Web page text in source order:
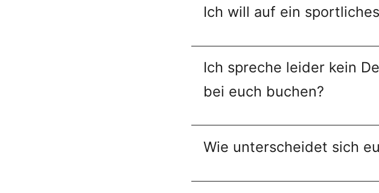
Ich will auf ein
Ich spreche leider kein
bei euch buchen?
Wie unterscheidet sich